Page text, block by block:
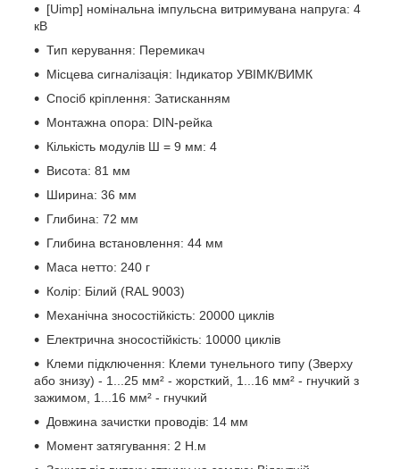
[Uimp] номінальна імпульсна витримувана напруга: 4
кВ
Тип керування: Перемикач
Місцева сигналізація: Індикатор УВІМК/ВИМК
Спосіб кріплення: Затисканням
Монтажна опора: DIN-рейка
Кількість модулів Ш = 9 мм: 4
Висота: 81 мм
Ширина: 36 мм
Глибина: 72 мм
Глибина встановлення: 44 мм
Маса нетто: 240 г
Колір: Білий (RAL 9003)
Механічна зносостійкість: 20000 циклів
Електрична зносостійкість: 10000 циклів
Клеми підключення: Клеми тунельного типу (Зверху
або знизу) - 1...25 мм² - жорсткий, 1...16 мм² - гнучкий з
зажимом, 1...16 мм² - гнучкий
Довжина зачистки проводів: 14 мм
Момент затягування: 2 Н.м